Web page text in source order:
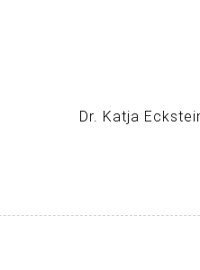
Dr. Katja